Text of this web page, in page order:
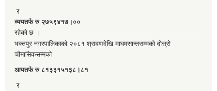
र
व्ययतर्फ रु २७५९४१७।००
रहेको छ ।
भक्तपुर नगरपालिकाको २०८१ श्रावणदेखि माघमसान्तसम्मको दोस्रो
चौमासिकसम्मको
आयतर्फ रु‌ ८१३३१५१३८।८१
र